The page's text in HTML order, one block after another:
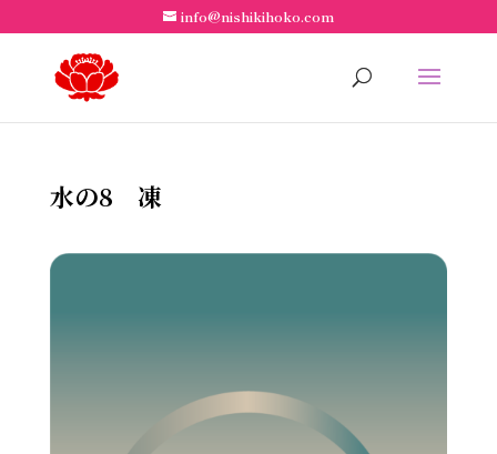
info@nishikihoko.com
水の8 凍